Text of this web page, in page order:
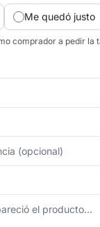
Me quedó justo
comprador a pedir la